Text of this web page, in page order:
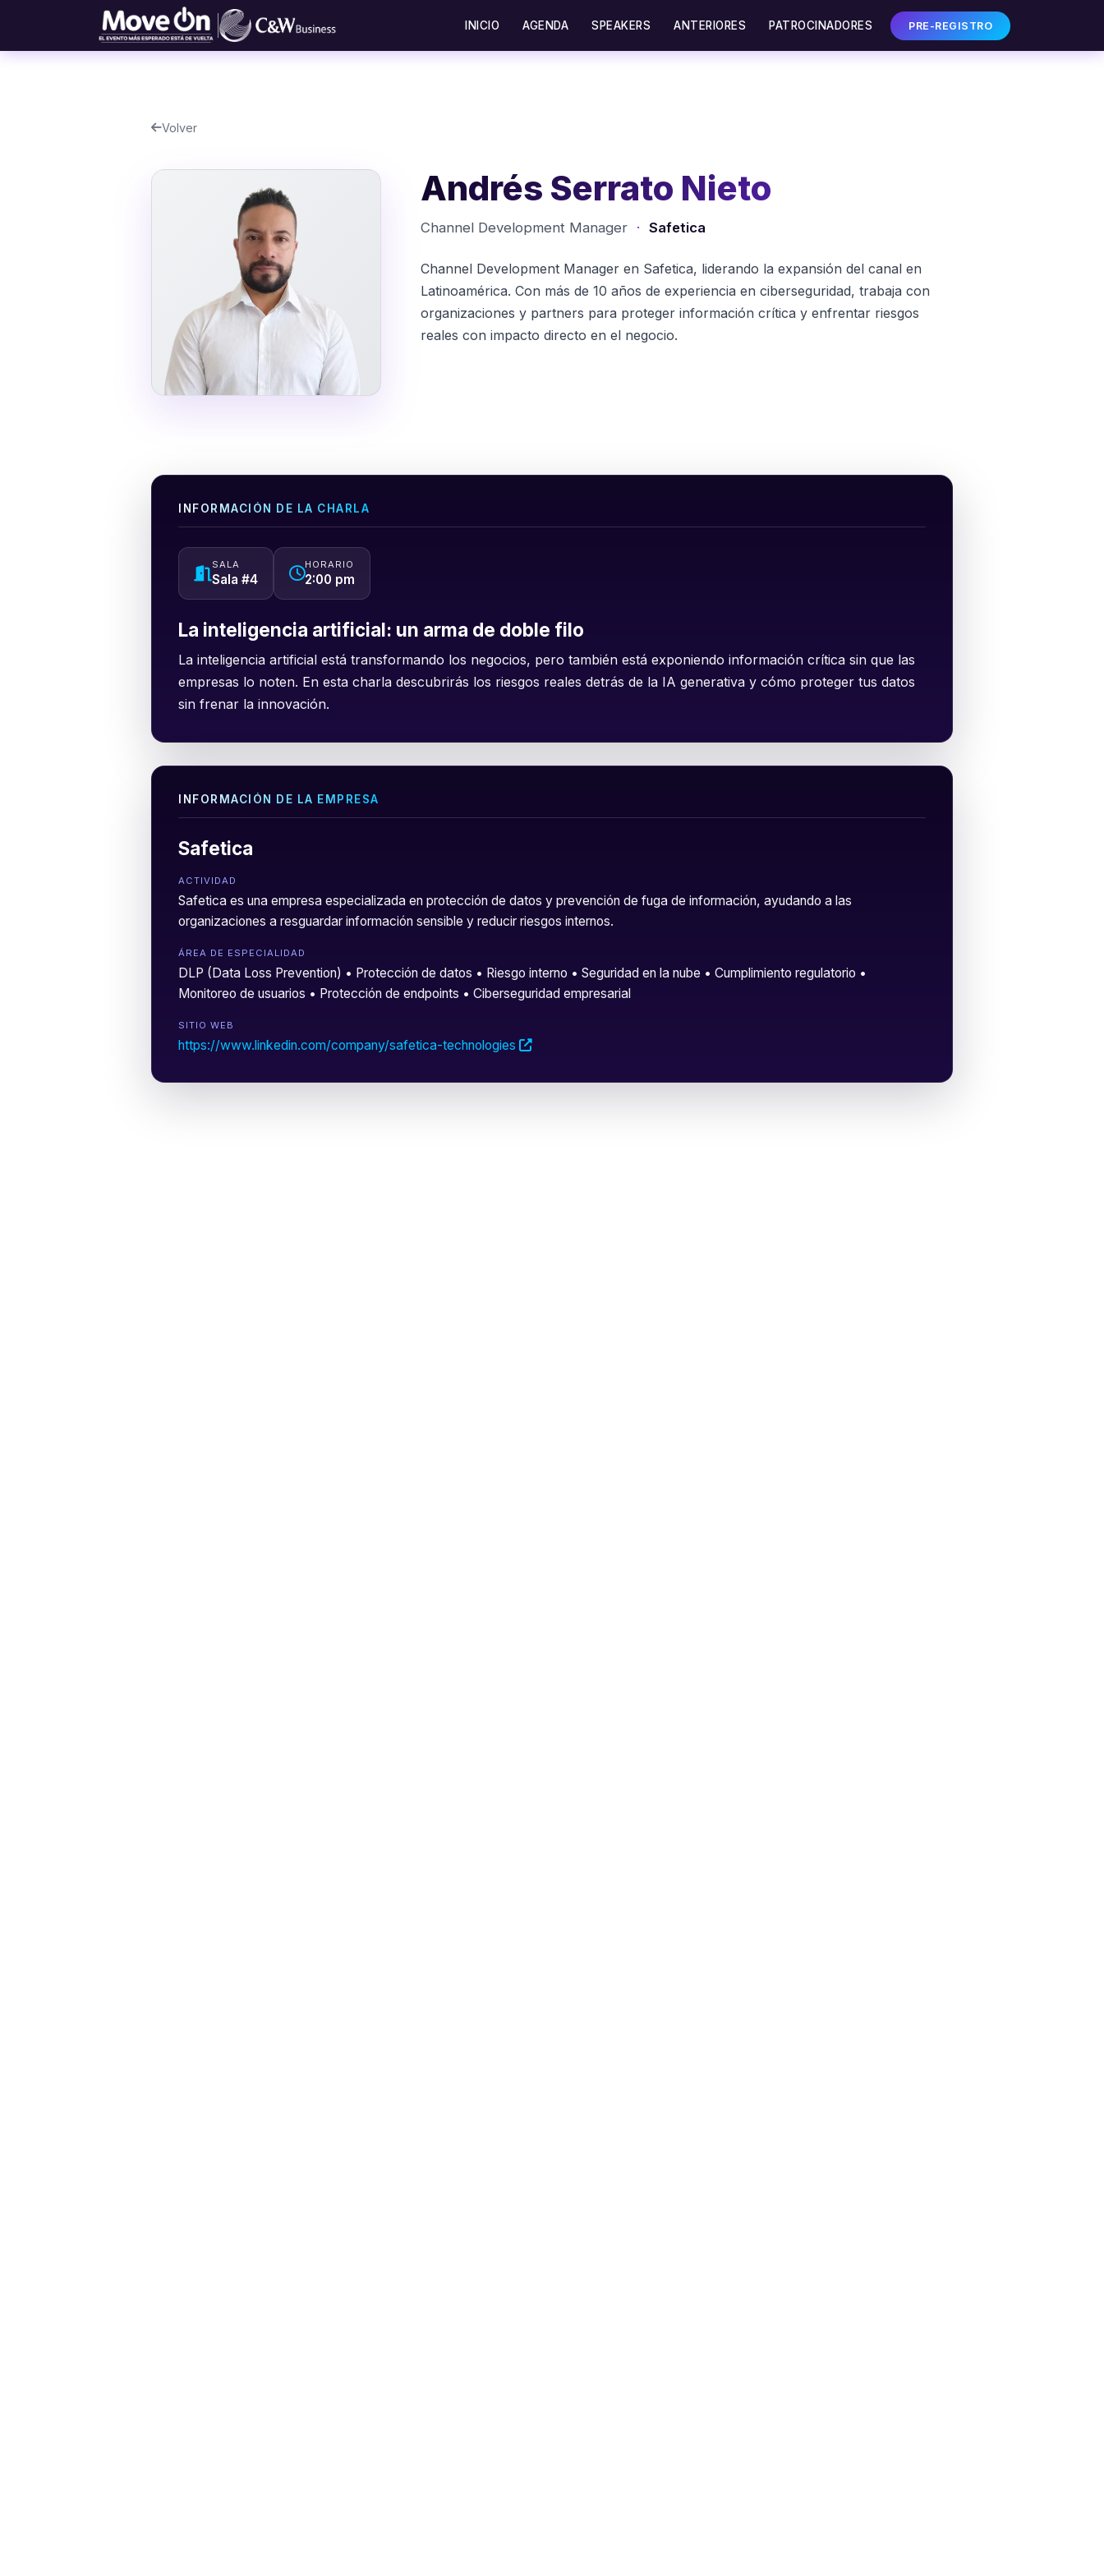
INICIO AGENDA SPEAKERS ANTERIORES PATROCINADORES PRE-REGISTRO
Volver
Andrés Serrato Nieto
Channel Development Manager · Safetica
Channel Development Manager en Safetica, liderando la expansión del canal en
Latinoamérica. Con más de 10 años de experiencia en ciberseguridad, trabaja con
organizaciones y partners para proteger información crítica y enfrentar riesgos
reales con impacto directo en el negocio.
INFORMACIÓN DE LA CHARLA
SALA
Sala #4
HORARIO
2:00 pm
La inteligencia artificial: un arma de doble filo
La inteligencia artificial está transformando los negocios, pero también está exponiendo información crítica sin que las
empresas lo noten. En esta charla descubrirás los riesgos reales detrás de la IA generativa y cómo proteger tus datos
sin frenar la innovación.
INFORMACIÓN DE LA EMPRESA
Safetica
ACTIVIDAD
Safetica es una empresa especializada en protección de datos y prevención de fuga de información, ayudando a las
organizaciones a resguardar información sensible y reducir riesgos internos.
ÁREA DE ESPECIALIDAD
DLP (Data Loss Prevention) • Protección de datos • Riesgo interno • Seguridad en la nube • Cumplimiento regulatorio •
Monitoreo de usuarios • Protección de endpoints • Ciberseguridad empresarial
SITIO WEB
https://www.linkedin.com/company/safetica-technologies